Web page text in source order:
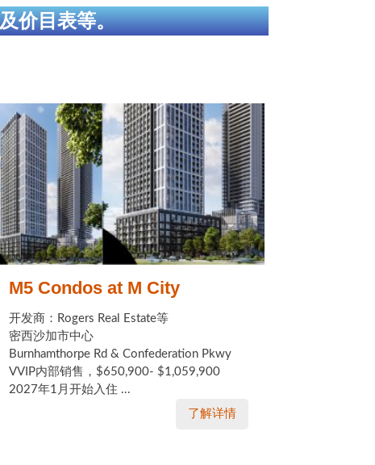
价目表等。
M5 Condos at M City
开发商：Rogers Real Estate等
密西沙加市中心
Burnhamthorpe Rd & Confederation Pkwy
VVIP内部销售，$650,900- $1,059,900
2027年1月开始入住 ...
了解详情